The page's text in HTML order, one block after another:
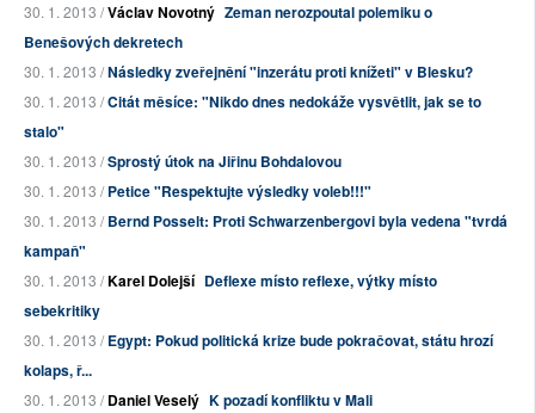
30. 1. 2013 /Václav Novotný Zeman nerozpoutal polemiku o
Benešových dekretech
30. 1. 2013 /Následky zveřejnění "inzerátu proti knížeti" v Blesku?
30. 1. 2013 /Citát měsíce: "Nikdo dnes nedokáže vysvětlit, jak se to
stalo"
30. 1. 2013 /Sprostý útok na Jiřinu Bohdalovou
30. 1. 2013 /Petice "Respektujte výsledky voleb!!!"
30. 1. 2013 /Bernd Posselt: Proti Schwarzenbergovi byla vedena "tvrdá
kampaň"
30. 1. 2013 /Karel Dolejší Deflexe místo reflexe, výtky místo
sebekritiky
30. 1. 2013 /Egypt: Pokud politická krize bude pokračovat, státu hrozí
kolaps, ř...
30. 1. 2013 /Daniel Veselý K pozadí konfliktu v Mali